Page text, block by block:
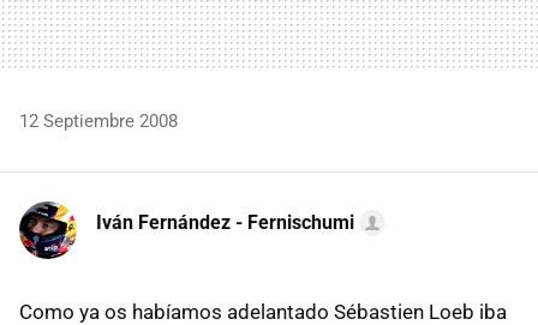
12 Septiembre 2008
Iván Fernández - Fernischumi
Como ya os habíamos adelantado Sébastien Loeb iba